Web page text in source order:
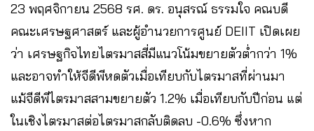
23 พฤศจิกายน 2568 รศ. ดร. อนุสรณ์ ธรรมใจ คณบดี
คณะเศรษฐศาสตร์ และผู้อำนวยการศูนย์ DEIIT เปิดเผย
ว่า เศรษฐกิจไทยไตรมาสสี่มีแนวโน้มขยายตัวต่ำกว่า 1%
และอาจทำให้จีดีพีหดตัวเมื่อเทียบกับไตรมาสที่ผ่านมา
แม้จีดีพีไตรมาสสามขยายตัว 1.2% เมื่อเทียบกับปีก่อน แต่
ในเชิงไตรมาสต่อไตรมาสกลับติดลบ -0.6% ซึ่งหาก